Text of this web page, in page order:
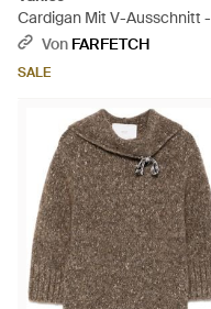
Cardigan Mit V-Ausschnitt -
Schwarz
Von FARFETCH
SALE